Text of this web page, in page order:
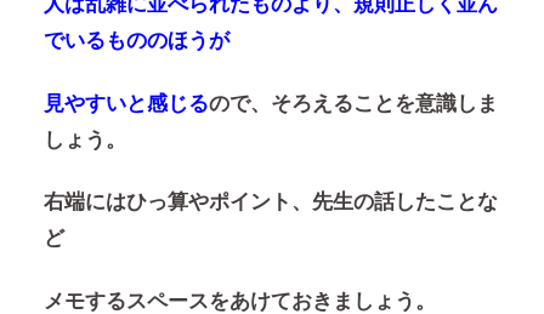
でいるもののほうが
見やすいと感じるので、そろえることを意識しま
しょう。
右端にはひっ算やポイント、先生の話したことな
ど
メモするスペースをあけておきましょう。